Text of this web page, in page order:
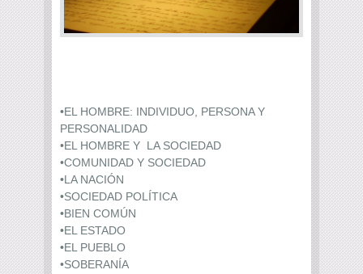
•EL HOMBRE: INDIVIDUO, PERSONA Y
PERSONALIDAD
•EL HOMBRE Y LA SOCIEDAD
•COMUNIDAD Y SOCIEDAD
•LA NACIÓN
•SOCIEDAD POLÍTICA
•BIEN COMÚN
•EL ESTADO
•EL PUEBLO
•SOBERANÍA